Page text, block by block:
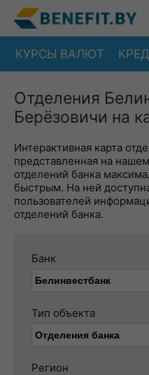
КУРСЫ ВАЛЮТ
Отделения
Берёзовичи на
Интерактивная карта
представленная на
отделений банка
быстрым. На ней
пользователей
отделений банка.
Банк
Тип объекта
Регион